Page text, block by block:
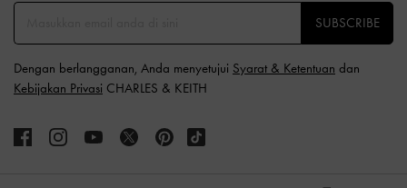
SUBSCRIBE
Dengan berlangganan, Anda menyetujui Syarat & Ketentuan dan
Kebijakan Privasi CHARLES & KEITH